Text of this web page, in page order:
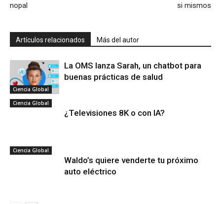
nopal
si mismos
Artículos relacionados Más del autor
Ciencia Global
La OMS lanza Sarah, un chatbot para
buenas prácticas de salud
Ciencia Global
¿Televisiones 8K o con IA?
Ciencia Global
Waldo’s quiere venderte tu próximo
auto eléctrico